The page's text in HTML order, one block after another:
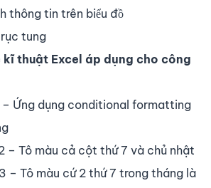
thông tin trên biểu đồ
tung
kĩ thuật Excel áp dụng cho công
– Ứng dụng conditional formatting
– Tô màu cả cột thứ 7 và chủ nhật
– Tô màu cứ 2 thứ 7 trong tháng là